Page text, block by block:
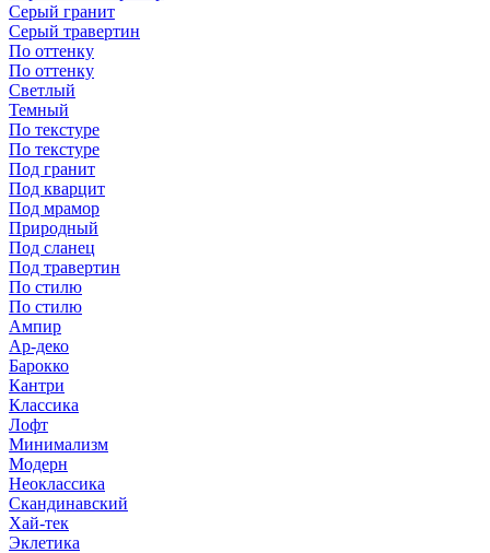
Серый гранит
Серый травертин
По оттенку
По оттенку
Светлый
Темный
По текстуре
По текстуре
Под гранит
Под кварцит
Под мрамор
Природный
Под сланец
Под травертин
По стилю
По стилю
Ампир
Ар-деко
Барокко
Кантри
Классика
Лофт
Минимализм
Модерн
Неоклассика
Скандинавский
Хай-тек
Эклетика